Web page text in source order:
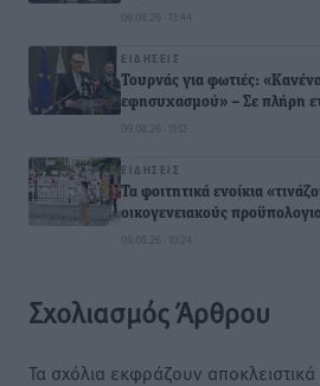
09.08.26 · 13:44
ΕΙΔΉΣΕΙΣ
Τουρνάς για φωτιές:
εφησυχασμού» – Σε πλήρη
09.08.26 · 11:12
ΕΙΔΉΣΕΙΣ
Τα φοιτητικά ενοίκια
οικογενειακούς
09.08.26 · 10:24
Σχολιασμός Άρθρου
Τα σχόλια εκφράζουν